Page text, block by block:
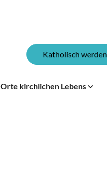
Katholisch werden
Orte kirchlichen Lebens